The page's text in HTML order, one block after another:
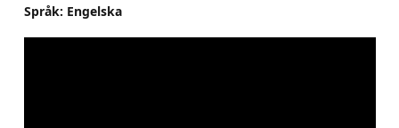
Språk: Engelska